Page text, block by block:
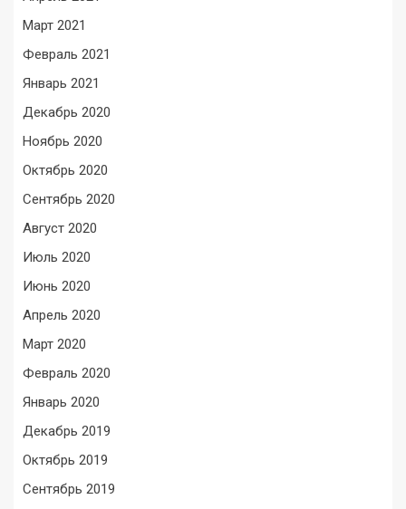
Март 2021
Февраль 2021
Январь 2021
Декабрь 2020
Ноябрь 2020
Октябрь 2020
Сентябрь 2020
Август 2020
Июль 2020
Июнь 2020
Апрель 2020
Март 2020
Февраль 2020
Январь 2020
Декабрь 2019
Октябрь 2019
Сентябрь 2019